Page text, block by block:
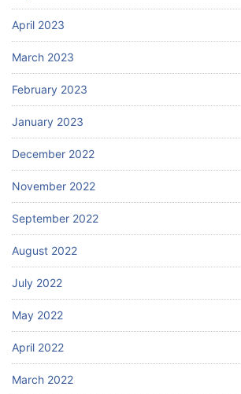
April 2023
March 2023
February 2023
January 2023
December 2022
November 2022
September 2022
August 2022
July 2022
May 2022
April 2022
March 2022